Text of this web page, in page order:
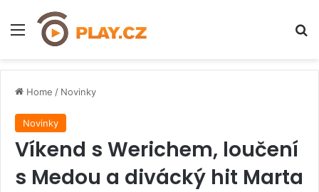
Menu
Home / Novinky
Novinky
Víkend s Werichem, loučení
s Medou a divácký hit Marta